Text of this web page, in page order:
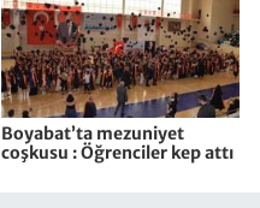
Boyabat’ta mezuniyet
coşkusu : Öğrenciler kep attı